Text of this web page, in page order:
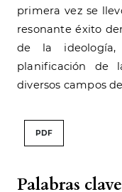
Palabras clave
primera vez se
resonante éxito
de la
planificación de
diversos campos
PDF